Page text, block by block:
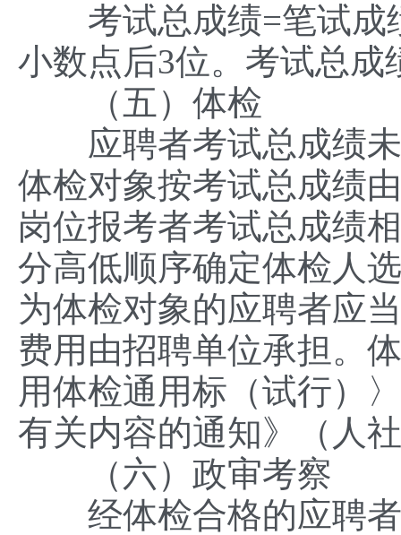
考试总成绩=笔试成绩
小数点后3位。考试总成
（五）体检
应聘者考试总成绩未
体检对象按考试总成绩
岗位报考者考试总成绩
分高低顺序确定体检人
为体检对象的应聘者应
费用由招聘单位承担。
用体检通用标（试行）
有关内容的通知》（人
（六）政审考察
经体检合格的应聘者